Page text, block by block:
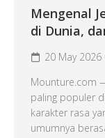
Mengenal
di Dunia,
20 May 2026
Mounture.com
paling populer
karakter rasa
umumnya